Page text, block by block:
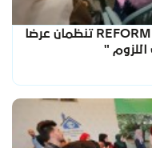
بيت الصحافة بالشراكة مع مؤسسة REFORM تنظمان عرضا
اللزوم "